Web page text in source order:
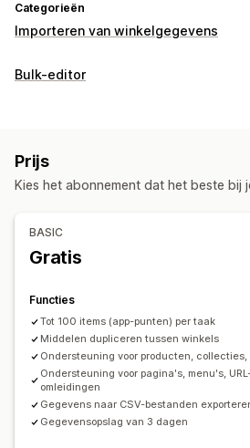
Categorieën
Importeren van winkelgegevens
Gegevenssynchronisatie
Bulkexport
Kortingen
Voorraad Metavelden
Bulk-editor
SKU's en barcodes
Metavelden Collecties
Prijs
Kies het abonnement dat het beste bij
BASIC
Gratis
Functies
Tot 100 items (app-punten) per taak
Middelen dupliceren tussen winkels
Ondersteuning voor producten, collecties,
Ondersteuning voor pagina's, menu's,
omleidingen
Gegevens naar CSV-bestanden
Gegevensopslag van 3 dagen